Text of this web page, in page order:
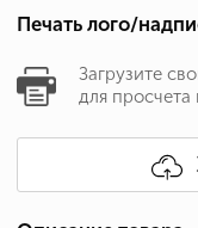
Печать лого/
Загрузите
для просчета